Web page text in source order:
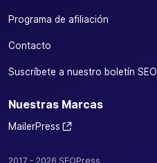
Programa de afiliación
Contacto
Suscríbete a nuestro boletín SEO
Nuestras Marcas
MailerPress
2017 - 2026 SEOPress